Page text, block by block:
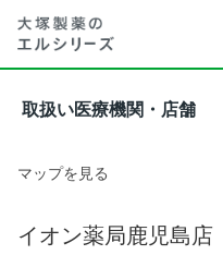
取扱い医療機関・店舗
マップを見る
イオン薬局鹿児島店